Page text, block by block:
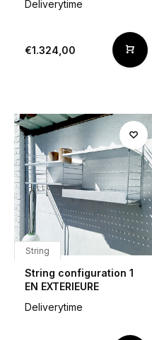
Deliverytime
€1.324,00
String
String configuration 1
EN EXTERIEURE
Deliverytime